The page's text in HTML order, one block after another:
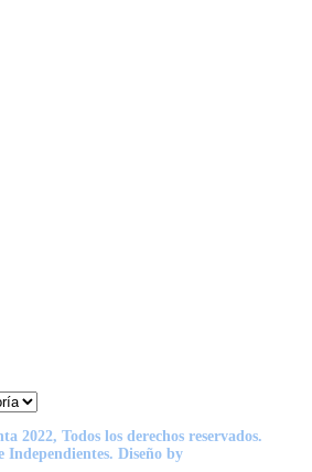
2022, Todos los derechos reservados.
Independientes. Diseño by